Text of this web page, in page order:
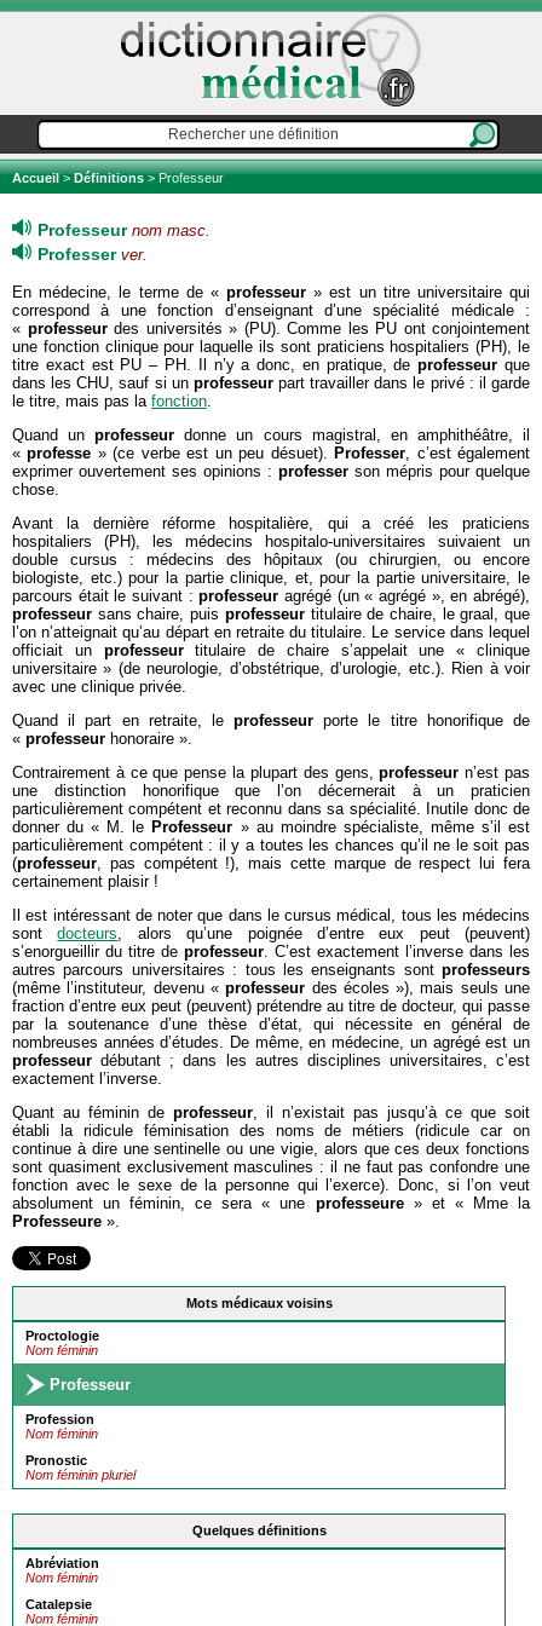
Accueil>Définitions> Professeur
Mots médicaux voisins
Proctologie
Nom féminin
Professeur
Profession
Nom féminin
Pronostic
Nom féminin pluriel
Quelques définitions
Abréviation
Nom féminin
Catalepsie
Nom féminin
Professeur nom masc.
Professer ver.
En médecine, le terme de « professeur» est un titre universitaire qui
correspond à une fonction d’enseignant d’une spécialité médicale :
« professeur des universités » (PU). Comme les PU ont conjointement
une fonction clinique pour laquelle ils sont praticiens hospitaliers (PH), le
titre exact est PU – PH. Il n’y a donc, en pratique, deprofesseur que
dans les CHU, sauf si un professeurpart travailler dans le privé : il garde
le titre, mais pas la fonction.
Quand unprofesseur donne un cours magistral, en amphithéâtre, il
«professe » (ce verbe est un peu désuet). Professer, c’est également
exprimer ouvertement ses opinions : professer son mépris pour quelque
chose.
Avant la dernière réforme hospitalière, qui a créé les praticiens
hospitaliers (PH), les médecins hospitalo-universitaires suivaient un
double cursus : médecins des hôpitaux (ou chirurgien, ou encore
biologiste, etc.) pour la partie clinique, et, pour la partie universitaire, le
parcours était le suivant :professeur agrégé (un « agrégé », en abrégé),
professeur sans chaire, puis professeurtitulaire de chaire, le graal, que
l’on n’atteignait qu’au départ en retraite du titulaire. Le service dans lequel
officiait un professeurtitulaire de chaire s’appelait une « clinique
universitaire » (de neurologie, d’obstétrique, d’urologie, etc.). Rien à voir
avec une clinique privée.
Quand il part en retraite, leprofesseur porte le titre honorifique de
« professeur honoraire ».
Contrairement à ce que pense la plupart des gens,professeur n’est pas
une distinction honorifique que l’on décernerait à un praticien
particulièrement compétent et reconnu dans sa spécialité. Inutile donc de
donner du « M. le Professeur » au moindre spécialiste, même s’il est
particulièrement compétent : il y a toutes les chances qu’il ne le soit pas
(professeur, pas compétent !), mais cette marque de respect lui fera
certainement plaisir !
Il est intéressant de noter que dans le cursus médical, tous les médecins
sontdocteurs, alors qu’une poignée d’entre eux peut (peuvent)
s’enorgueillir du titre de professeur. C’est exactement l’inverse dans les
autres parcours universitaires : tous les enseignants sont professeurs
(même l’instituteur, devenu «professeur des écoles »), mais seuls une
fraction d’entre eux peut (peuvent) prétendre au titre de docteur, qui passe
par la soutenance d’une thèse d’état, qui nécessite en général de
nombreuses années d’études. De même, en médecine, un agrégé est un
professeur débutant ; dans les autres disciplines universitaires, c’est
exactement l’inverse.
Quant au féminin de professeur, il n’existait pas jusqu’à ce que soit
établi la ridicule féminisation des noms de métiers (ridicule car on
continue à dire une sentinelle ou une vigie, alors que ces deux fonctions
sont quasiment exclusivement masculines : il ne faut pas confondre une
fonction avec le sexe de la personne qui l’exerce). Donc, si l’on veut
absolument un féminin, ce sera « une professeure» et « Mme la
Professeure ».